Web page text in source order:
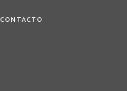
CONTACTO